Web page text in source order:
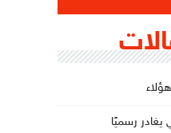
يغادر رسميًا